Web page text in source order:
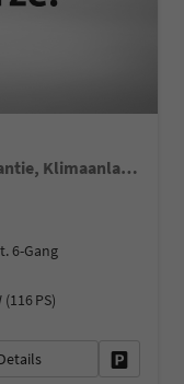
Essence 1.0 TSI 116PS, 5 Jahre Garantie, Klimaanlage, Radio 8"/Bluetooth, Parksensoren hinten, LED-Scheinwerfer, Dachreling, Virtual Cockpit
6-Gang
(116 PS)